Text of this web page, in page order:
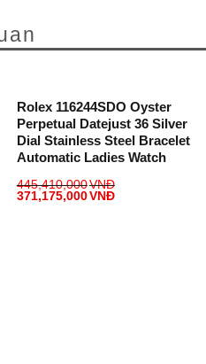
Rolex 116244SDO Oyster
Perpetual Datejust 36 Silver
Dial Stainless Steel Bracelet
Automatic Ladies Watch
445,410,000VNĐ
371,175,000VNĐ